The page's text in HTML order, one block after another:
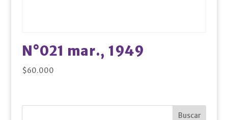
N°021 mar., 1949
$60.000